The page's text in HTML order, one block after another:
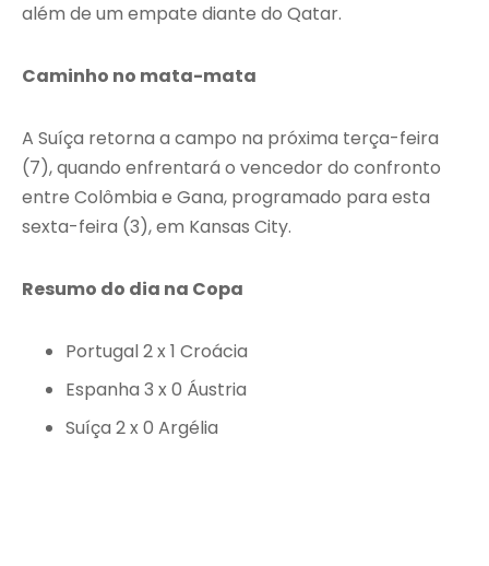
além de um empate diante do Qatar.
Caminho no mata-mata
A Suíça retorna a campo na próxima terça-feira
(7), quando enfrentará o vencedor do confronto
entre Colômbia e Gana, programado para esta
sexta-feira (3), em Kansas City.
Resumo do dia na Copa
Portugal 2 x 1 Croácia
Espanha 3 x 0 Áustria
Suíça 2 x 0 Argélia